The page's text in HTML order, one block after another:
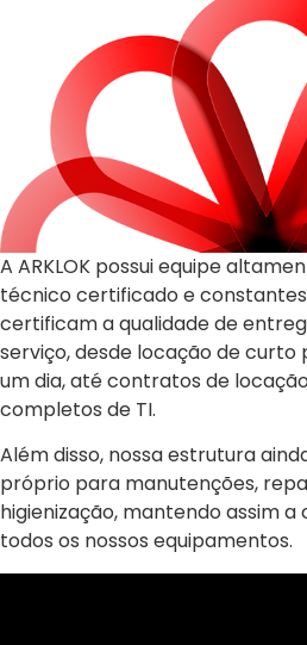
A ARKLOK possui equipe
técnico certificado e
certificam a qualidade de
serviço, desde locação de
um dia, até contratos de
completos de TI.
Além disso, nossa estrutura
próprio para manutenções,
higienização, mantendo assim
todos os nossos equipamentos.